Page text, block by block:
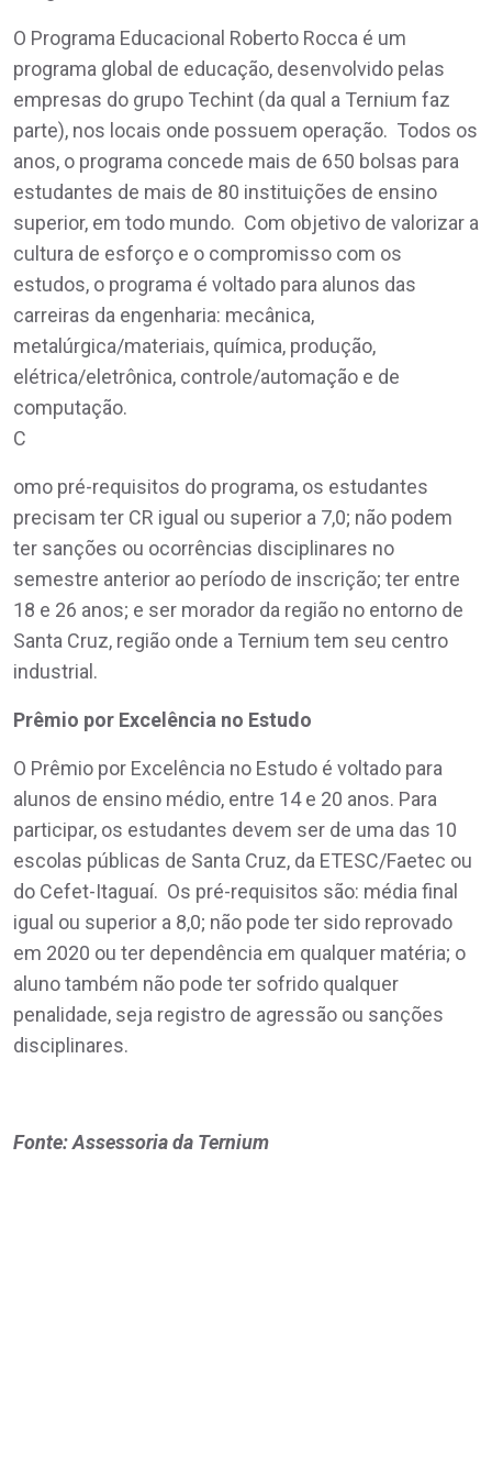
O Programa Educacional Roberto Rocca é um
programa global de educação, desenvolvido pelas
empresas do grupo Techint (da qual a Ternium faz
parte), nos locais onde possuem operação. Todos os
anos, o programa concede mais de 650 bolsas para
estudantes de mais de 80 instituições de ensino
superior, em todo mundo. Com objetivo de valorizar a
cultura de esforço e o compromisso com os
estudos, o programa é voltado para alunos das
carreiras da engenharia: mecânica,
metalúrgica/materiais, química, produção,
elétrica/eletrônica, controle/automação e de
computação.
C
omo pré-requisitos do programa, os estudantes
precisam ter CR igual ou superior a 7,0; não podem
ter sanções ou ocorrências disciplinares no
semestre anterior ao período de inscrição; ter entre
18 e 26 anos; e ser morador da região no entorno de
Santa Cruz, região onde a Ternium tem seu centro
industrial.
Prêmio por Excelência no Estudo
O Prêmio por Excelência no Estudo é voltado para
alunos de ensino médio, entre 14 e 20 anos. Para
participar, os estudantes devem ser de uma das 10
escolas públicas de Santa Cruz, da ETESC/Faetec ou
do Cefet-Itaguaí. Os pré-requisitos são: média final
igual ou superior a 8,0; não pode ter sido reprovado
em 2020 ou ter dependência em qualquer matéria; o
aluno também não pode ter sofrido qualquer
penalidade, seja registro de agressão ou sanções
disciplinares.
Fonte: Assessoria da Ternium